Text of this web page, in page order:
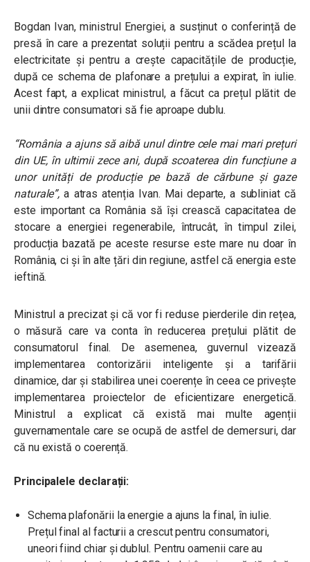
Bogdan Ivan, ministrul Energiei, a susținut o conferință de
presă în care a prezentat soluții pentru a scădea prețul la
electricitate și pentru a crește capacitățile de producție,
după ce schema de plafonare a prețului a expirat, în iulie.
Acest fapt, a explicat ministrul, a făcut ca prețul plătit de
unii dintre consumatori să fie aproape dublu.
“România a ajuns să aibă unul dintre cele mai mari prețuri
din UE, în ultimii zece ani, după scoaterea din funcțiune a
unor unități de producție pe bază de cărbune și gaze
naturale”, a atras atenția Ivan. Mai departe, a subliniat că
este important ca România să își crească capacitatea de
stocare a energiei regenerabile, întrucât, în timpul zilei,
producția bazată pe aceste resurse este mare nu doar în
România, ci și în alte țări din regiune, astfel că energia este
ieftină.
Ministrul a precizat și că vor fi reduse pierderile din rețea,
o măsură care va conta în reducerea prețului plătit de
consumatorul final. De asemenea, guvernul vizează
implementarea contorizării inteligente și a tarifării
dinamice, dar și stabilirea unei coerențe în ceea ce privește
implementarea proiectelor de eficientizare energetică.
Ministrul a explicat că există mai multe agenții
guvernamentale care se ocupă de astfel de demersuri, dar
că nu există o coerență.
Principalele declarații:
Schema plafonării la energie a ajuns la final, în iulie.
Prețul final al facturii a crescut pentru consumatori,
uneori fiind chiar și dublul. Pentru oamenii care au